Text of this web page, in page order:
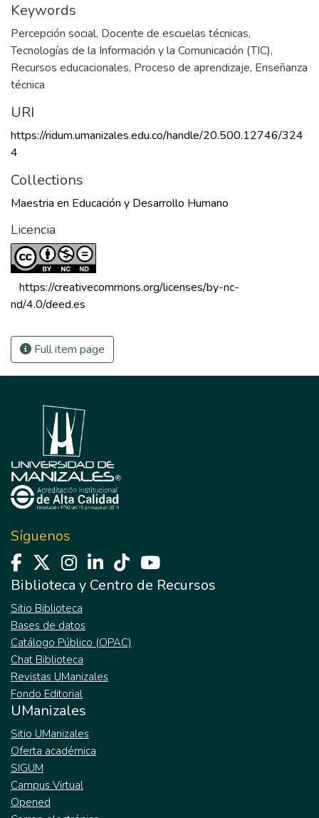
Keywords
Percepción social, Docente de escuelas técnicas,
Tecnologías de la Información y la Comunicación (TIC),
Recursos educacionales, Proceso de aprendizaje, Enseñanza
técnica
URI
https://ridum.umanizales.edu.co/handle/20.500.12746/324
4
Collections
Maestria en Educación y Desarrollo Humano
Licencia
https://creativecommons.org/licenses/by-nc-
nd/4.0/deed.es
Full item page
Síguenos
Biblioteca y Centro de Recursos
Sitio Biblioteca
Bases de datos
Catálogo Público (OPAC)
Chat Biblioteca
Revistas UManizales
Fondo Editorial
UManizales
Sitio UManizales
Oferta académica
SIGUM
Campus Virtual
Opened